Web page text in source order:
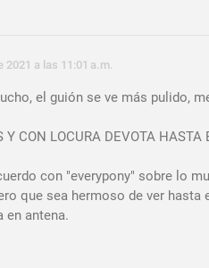
2021 a las 11:01 a.m.
el guión se ve más pulido,
Y CON LOCURA DEVOTA
con "everypony" sobre lo
que sea hermoso de ver
en antena.